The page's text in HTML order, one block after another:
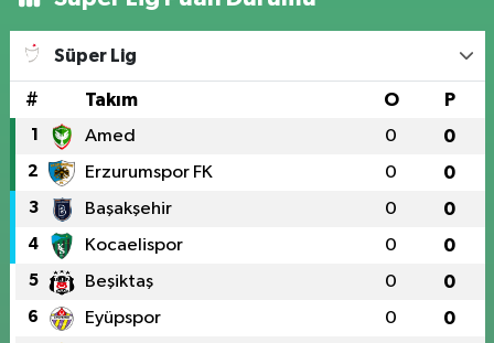
Süper Lig
# Takım O P
1 Amed 0 0
2 Erzurumspor FK 0 0
3 Başakşehir 0 0
4 Kocaelispor 0 0
5 Beşiktaş 0 0
6 Eyüpspor 0 0